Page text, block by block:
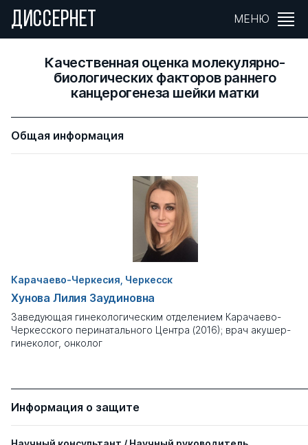
ДИССЕРНЕТ МЕНЮ
Качественная оценка молекулярно-
биологических факторов раннего
канцерогенеза шейки матки
Общая информация
Карачаево-Черкесия, Черкесск
Хунова Лилия Заудиновна
Заведующая гинекологическим отделением Карачаево-
Черкесского перинатального Центра (2016); врач акушер-
гинеколог, онколог
Информация о защите